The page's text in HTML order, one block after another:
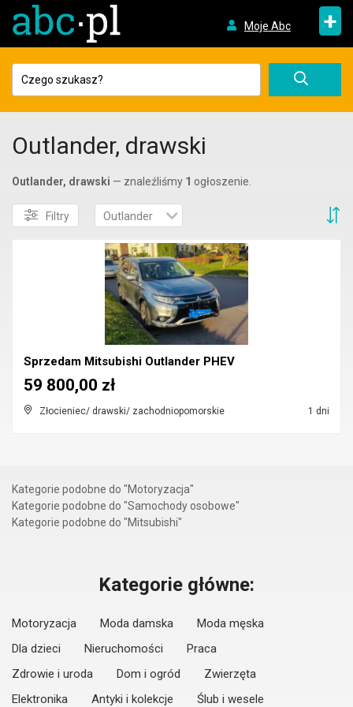
Moje Abc +
Outlander, drawski
Outlander, drawski — znaleźliśmy 1 ogłoszenie.
Filtry Outlander
Sprzedam Mitsubishi Outlander PHEV
Złocieniec/ drawski/ zachodniopomorskie 1 dni
59 800,00 zł
Kategorie podobne do "Motoryzacja"
Kategorie podobne do "Samochody osobowe"
Kategorie podobne do "Mitsubishi"
Kategorie główne:
Motoryzacja Moda damska
Moda męska
Dla dzieci
Nieruchomości
Praca
Zdrowie i uroda
Dom i ogród
Zwierzęta
Elektronika
Antyki i kolekcje Ślub i wesele